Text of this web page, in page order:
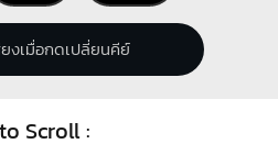
ยงเมื่อกดเปลี่ยนคีย์
Scroll :